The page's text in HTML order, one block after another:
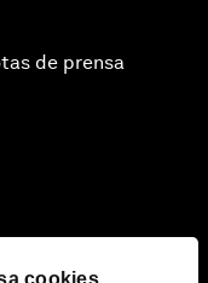
cookies
de prensa